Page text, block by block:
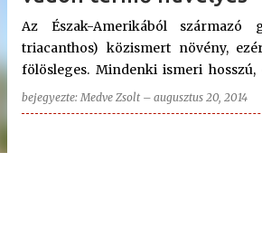
Az Észak-Amerikából származó
triacanthos) közismert növény,
fölösleges. Mindenki ismeri hosszú,
hüvelytermését, amely nyár végére
számban lóg a fákon, és tél
bejegyezte:Medve Zsolt – augusztus 20, 2014